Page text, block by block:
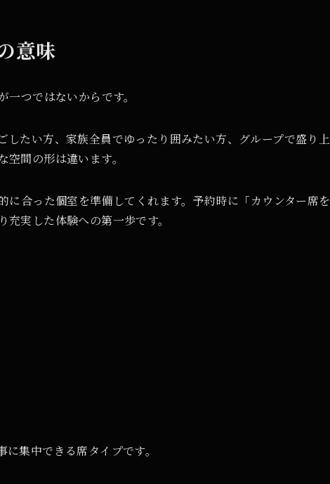
意味
つではないからです。
たい方、家族全員でゆったり囲みたい方、グループで盛り上
間の形は違います。
合った個室を準備してくれます。予約時に「カウンター席を
実した体験への第一歩です。
集中できる席タイプです。